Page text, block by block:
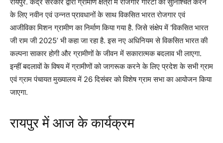
के लिए नवीन एवं उन्नत प्रावधानों के साथ विकसित भारत रोजगार एवं
आजीविका मिशन ग्रामीण का निर्माण किया गया है. जिसे संक्षेप में ‘विकसित भारत
जी राम जी 2025’ भी कहा जा रहा है. इस नए अधिनियम से विकसित भारत की
कल्पना साकार होगी और ग्रामीणों के जीवन में सकारात्मक बदलाव भी लाएगा.
इन्हीं बदलावों के विषय में ग्रामीणों को जागरूक करने के लिए प्रदेश के सभी ग्राम
एवं ग्राम पंचायत मुख्यालय में 26 दिसंबर को विशेष ग्राम सभा का आयोजन किया
जाएगा.
रायपुर में आज के कार्यक्रम